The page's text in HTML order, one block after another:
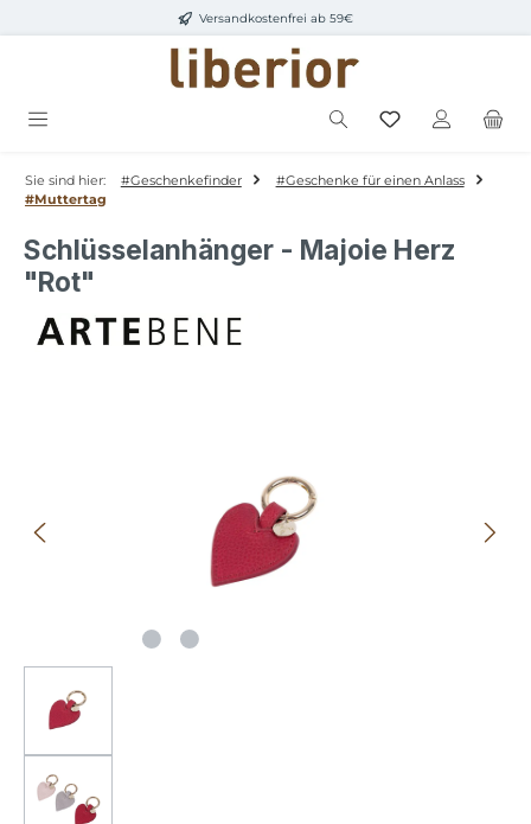
Zum Hauptinhalt springenVersandkostenfrei ab 59€
Sie sind hier: #Geschenkefinder
#Geschenke für einen Anlass
#Muttertag
Schlüsselanhänger - Majoie Herz
"Rot"